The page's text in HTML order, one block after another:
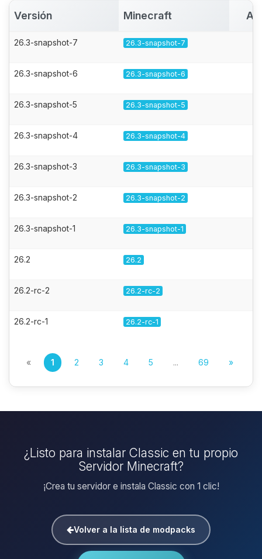
Versión Minecraft
26.3-snapshot-7 26.3-snapshot-7
26.3-snapshot-6 26.3-snapshot-6
26.3-snapshot-5 26.3-snapshot-5
26.3-snapshot-4 26.3-snapshot-4
26.3-snapshot-3 26.3-snapshot-3
26.3-snapshot-2 26.3-snapshot-2
26.3-snapshot-1 26.3-snapshot-1
26.2 26.2
26.2-rc-2 26.2-rc-2
26.2-rc-1 26.2-rc-1
« 1 2 3 4 5 ... 69 »
¿Listo para instalar Classic en tu propio
Servidor Minecraft?
¡Crea tu servidor e instala Classic con 1 clic!
Volver a la lista de modpacks